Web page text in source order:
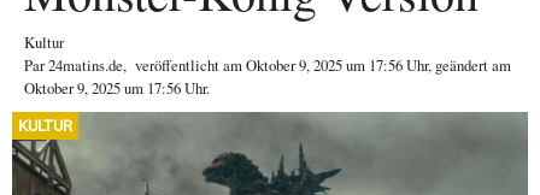
Kultur
Par24matins.de, veröffentlicht amOktober 9, 2025um 17:56 Uhr, geändert am
Oktober 9, 2025 um 17:56 Uhr.
KULTUR